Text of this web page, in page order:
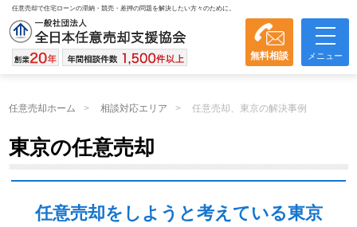
任意売却で住宅ローンの滞納・競売・差押の問題を解決したい方々のために。
無料相談 メニュー
任意売却ホーム 相談対応エリア 任意売却、東京の解決事例
東京の任意売却
任意売却をしようと考えている東京